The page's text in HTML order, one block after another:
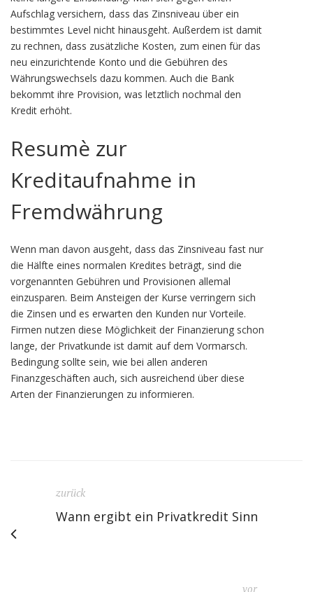
Aufschlag versichern, dass das Zinsniveau über ein
bestimmtes Level nicht hinausgeht. Außerdem ist damit
zu rechnen, dass zusätzliche Kosten, zum einen für das
neu einzurichtende Konto und die Gebühren des
Währungswechsels dazu kommen. Auch die Bank
bekommt ihre Provision, was letztlich nochmal den
Kredit erhöht.
Resumè zur
Kreditaufnahme in
Fremdwährung
Wenn man davon ausgeht, dass das Zinsniveau fast nur
die Hälfte eines normalen Kredites beträgt, sind die
vorgenannten Gebühren und Provisionen allemal
einzusparen. Beim Ansteigen der Kurse verringern sich
die Zinsen und es erwarten den Kunden nur Vorteile.
Firmen nutzen diese Möglichkeit der Finanzierung schon
lange, der Privatkunde ist damit auf dem Vormarsch.
Bedingung sollte sein, wie bei allen anderen
Finanzgeschäften auch, sich ausreichend über diese
Arten der Finanzierungen zu informieren.
zurück
Wann ergibt ein Privatkredit Sinn
vor